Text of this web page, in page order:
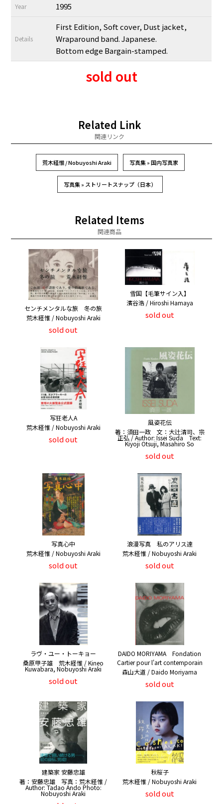
Year 1995
Details
First Edition, Soft cover, Dust jacket,
Wraparound band. Japanese.
Bottom edge Bargain-stamped.
sold out
Related Link
関連リンク
荒木経惟 / Nobuyoshi Araki 写真集 » 国内写真家
写真集 » ストリートスナップ（日本）
Related Items
関連商品
センチメンタルな旅 冬の旅
荒木経惟 / Nobuyoshi Araki
sold out
雪国【毛筆サイン入】
濱谷浩 / Hiroshi Hamaya
sold out
写狂老人A
荒木経惟 / Nobuyoshi Araki
sold out
風姿花伝
著：須田一政 文：大辻清司、宗
正弘 / Author: Issei Suda Text:
Kiyoji Otsuji, Masahiro So
sold out
写真心中
荒木経惟 / Nobuyoshi Araki
sold out
浪漫写真 私のアリス達
荒木経惟 / Nobuyoshi Araki
sold out
ラヴ・ユー・トーキョー
桑原甲子雄 荒木経惟 / Kineo
Kuwabara, Nobuyoshi Araki
sold out
DAIDO MORIYAMA Fondation
Cartier pour l'art contemporain
森山大道 / Daido Moriyama
sold out
建築家 安藤忠雄
著：安藤忠雄 写真：荒木経惟 /
Author: Tadao Ando Photo:
Nobuyoshi Araki
秋桜子
荒木経惟 / Nobuyoshi Araki
sold out